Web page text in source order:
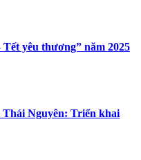
yêu thương” năm 2025
Nguyên: Triển khai